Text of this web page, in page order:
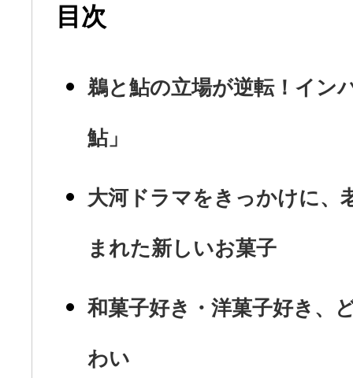
目次
鵜と鮎の立場が逆転！イン
鮎」
大河ドラマをきっかけに、
まれた新しいお菓子
和菓子好き・洋菓子好き、
わい